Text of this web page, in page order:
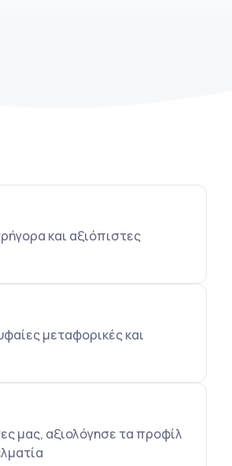
και αξιόπιστες
μεταφορικές και
μας, αξιολόγησε τα προφίλ